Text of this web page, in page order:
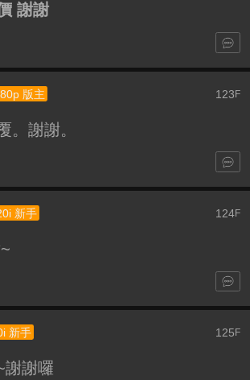
謝謝
123F
版主
。謝謝。
124F
新手
125 F
新手
謝謝囉